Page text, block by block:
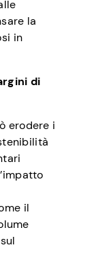
la
in
di
erodere i
il